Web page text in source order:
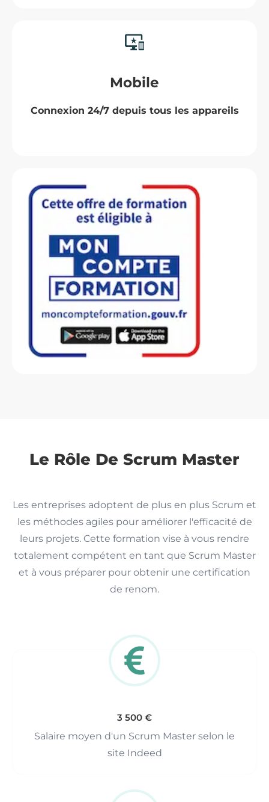
Mobile
Connexion 24/7 depuis tous les appareils
Le Rôle De Scrum Master
Les entreprises adoptent de plus en plus Scrum et
les méthodes agiles pour améliorer l'efficacité de
leurs projets. Cette formation vise à vous rendre
totalement compétent en tant que Scrum Master
et à vous préparer pour obtenir une certification
de renom.
3 500 €
Salaire moyen d'un Scrum Master selon le
site Indeed